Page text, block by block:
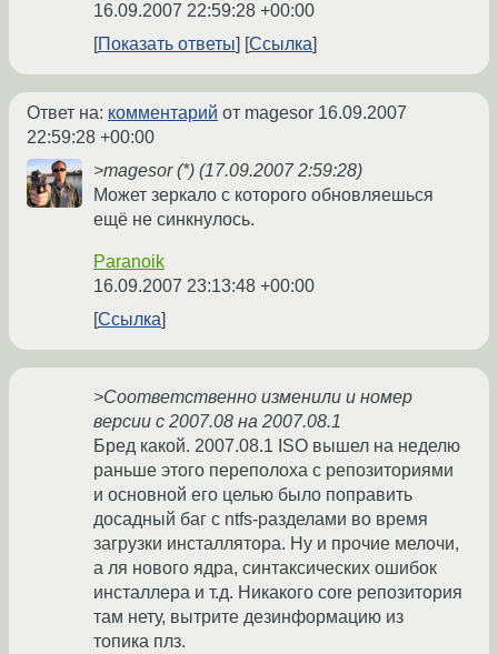
16.09.2007 22:59:28 +00:00
Показать ответы
Ссылка
Ответ на: комментарий от magesor 16.09.2007
22:59:28 +00:00
>magesor (*) (17.09.2007 2:59:28)
Может зеркало с которого обновляешься
ещё не синкнулось.
Paranoik
16.09.2007 23:13:48 +00:00
Ссылка
>Соответственно изменили и номер
версии с 2007.08 на 2007.08.1
Бред какой. 2007.08.1 ISO вышел на неделю
раньше этого переполоха с репозиториями
и основной его целью было поправить
досадный баг с ntfs-разделами во время
загрузки инсталлятора. Ну и прочие мелочи,
а ля нового ядра, синтаксических ошибок
инсталлера и т.д. Никакого core репозитория
там нету, вытрите дезинформацию из
топика плз.